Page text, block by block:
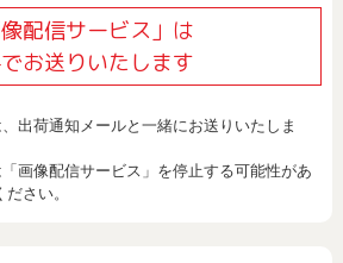
像配信サービス」は
お送りいたします
出荷通知メールと一緒にお送りいたしま
画像配信サービス」を停止する可能性があ
さい。